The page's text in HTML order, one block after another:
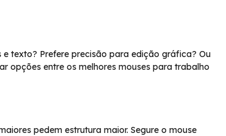
texto? Prefere precisão para edição gráfica? Ou
opções entre os melhores mouses para trabalho
pedem estrutura maior. Segure o mouse